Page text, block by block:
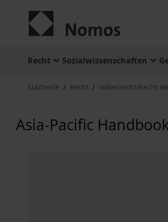
Recht Sozialwissenschaften
Startseite / Recht / Völkerrecht/Recht
Asia-Pacific